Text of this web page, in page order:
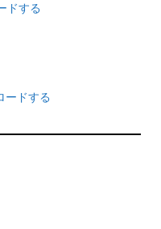
ドする
ードする